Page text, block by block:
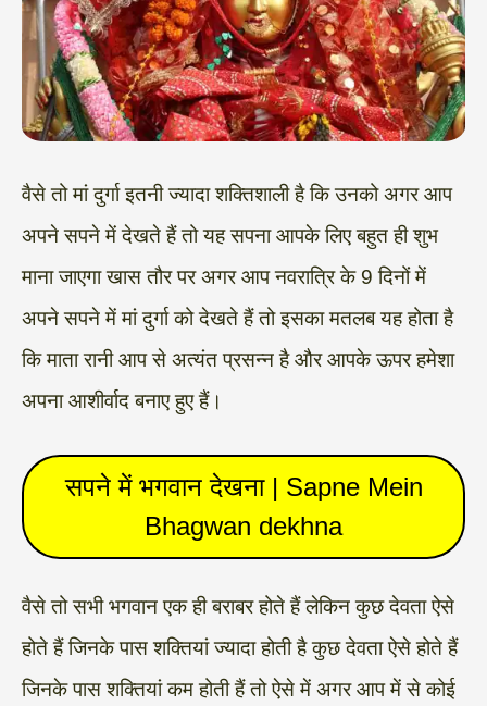
वैसे तो मां दुर्गा इतनी ज्यादा शक्तिशाली है कि उनको अगर आप
अपने सपने में देखते हैं तो यह सपना आपके लिए बहुत ही शुभ
माना जाएगा खास तौर पर अगर आप नवरात्रि के 9 दिनों में
अपने सपने में मां दुर्गा को देखते हैं तो इसका मतलब यह होता है
कि माता रानी आप से अत्यंत प्रसन्न है और आपके ऊपर हमेशा
अपना आशीर्वाद बनाए हुए हैं।
सपने में भगवान देखना | Sapne Mein
Bhagwan dekhna
वैसे तो सभी भगवान एक ही बराबर होते हैं लेकिन कुछ देवता ऐसे
होते हैं जिनके पास शक्तियां ज्यादा होती है कुछ देवता ऐसे होते हैं
जिनके पास शक्तियां कम होती हैं तो ऐसे में अगर आप में से कोई